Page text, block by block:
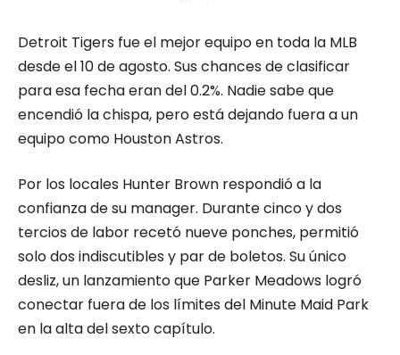
Detroit Tigers fue el mejor equipo en toda la MLB
desde el 10 de agosto. Sus chances de clasificar
para esa fecha eran del 0.2%. Nadie sabe que
encendió la chispa, pero está dejando fuera a un
equipo como Houston Astros.
Por los locales Hunter Brown respondió a la
confianza de su manager. Durante cinco y dos
tercios de labor recetó nueve ponches, permitió
solo dos indiscutibles y par de boletos. Su único
desliz, un lanzamiento que Parker Meadows logró
conectar fuera de los límites del Minute Maid Park
en la alta del sexto capítulo.